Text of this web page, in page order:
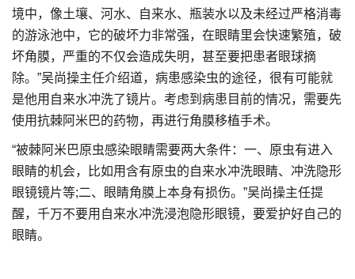
境中，像土壤、河水、自来水、瓶装水以及未经过严格消毒
的游泳池中，它的破坏力非常强，在眼睛里会快速繁殖，破
坏角膜，严重的不仅会造成失明，甚至要把患者眼球摘
除。”吴尚操主任介绍道，病患感染虫的途径，很有可能就
是他用自来水冲洗了镜片。考虑到病患目前的情况，需要先
使用抗棘阿米巴的药物，再进行角膜移植手术。
“被棘阿米巴原虫感染眼睛需要两大条件：一、原虫有进入
眼睛的机会，比如用含有原虫的自来水冲洗眼睛、冲洗隐形
眼镜镜片等;二、眼睛角膜上本身有损伤。”吴尚操主任提
醒，千万不要用自来水冲洗浸泡隐形眼镜，要爱护好自己的
眼睛。